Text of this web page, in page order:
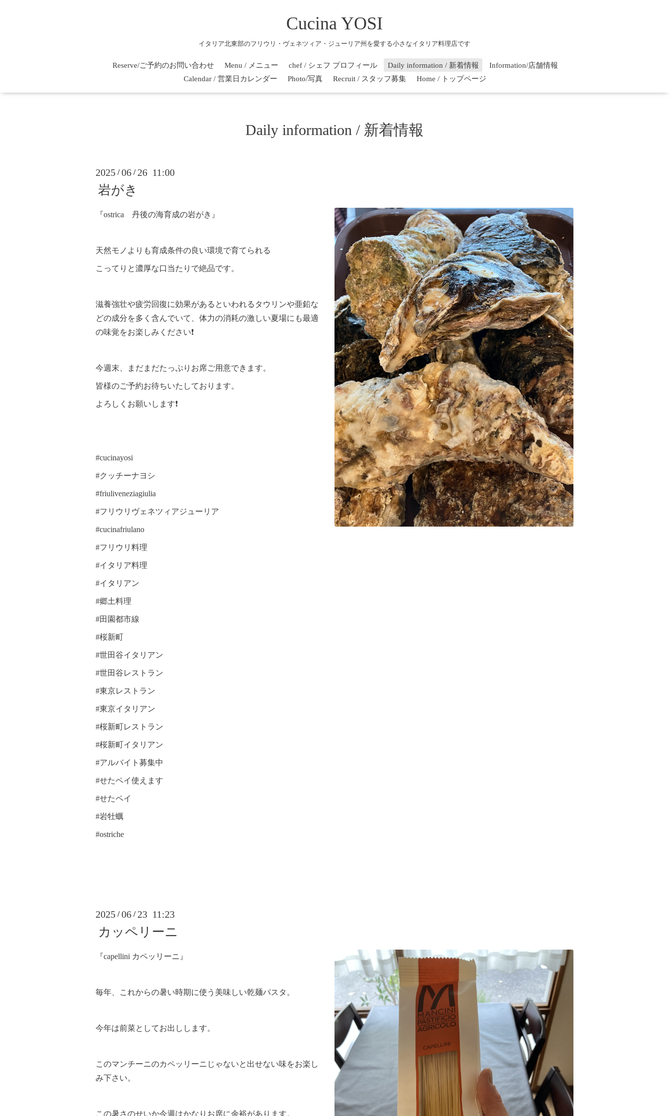
Cucina YOSI
イタリア北東部のフリウリ・ヴェネツィア・ジューリア州を愛する小さなイタリア料理店です
Reserve/ご予約のお問い合わせ Menu / メニュー chef / シェフ プロフィール Daily information / 新着情報
Information/店舗情報
Calendar / 営業日カレンダー
Photo/写真 Recruit / スタッフ募集 Home / トップページ
Daily information / 新着情報
2025 /06 / 26 11:00
岩がき
『ostrica 丹後の海育成の岩がき』
天然モノよりも育成条件の良い環境で育てられる
こってりと濃厚な口当たりで絶品です。
滋養強壮や疲労回復に効果があるといわれるタウリンや亜鉛な
どの成分を多く含んでいて、体力の消耗の激しい夏場にも最適
の味覚をお楽しみください❗️
今週末、まだまだたっぷりお席ご用意できます。
皆様のご予約お待ちいたしております。
よろしくお願いします❗️
#cucinayosi
#クッチーナヨシ
#friuliveneziagiulia
#フリウリヴェネツィアジューリア
#cucinafriulano
#フリウリ料理
#イタリア料理
#イタリアン
#郷土料理
#田園都市線
#桜新町
#世田谷イタリアン
#世田谷レストラン
#東京レストラン
#東京イタリアン
#桜新町レストラン
#桜新町イタリアン
#アルバイト募集中
#せたペイ使えます
#せたペイ
#岩牡蠣
#ostriche
2025 /06 / 23 11:23
カッペリーニ
『capellini カペッリーニ』
毎年、これからの暑い時期に使う美味しい乾麺パスタ。
今年は前菜としてお出しします。
このマンチーニのカペッリーニじゃないと出せない味をお楽し
み下さい。
この暑さのせいか今週はかなりお席に余裕があります。